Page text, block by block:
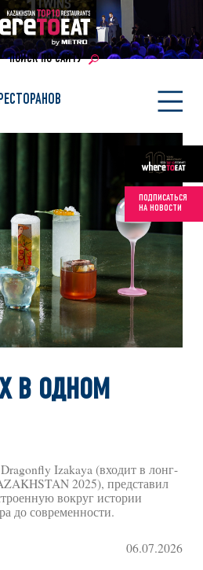
ПОИСК ПО САЙТУ
ПОДПИСАТЬСЯ
НА НОВОСТИ
В ОДНОМ
Izakaya (входит в лонг-
2025), представил
вокруг истории
до современности.
06.07.2026